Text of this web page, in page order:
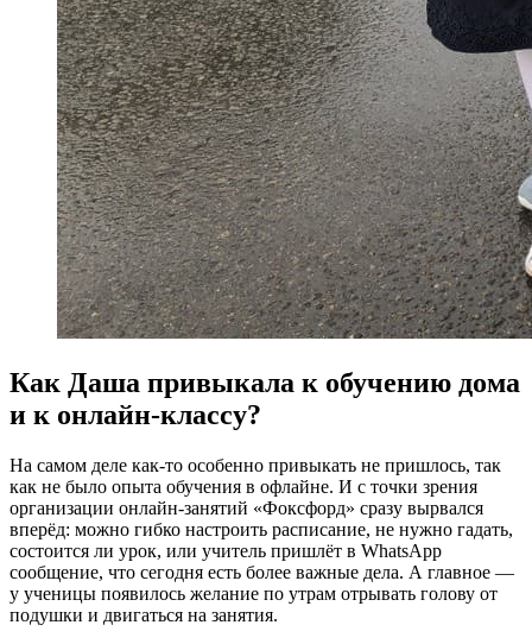
Как Даша привыкала к обучению дома
и к онлайн-классу?
На самом деле как-то особенно привыкать не пришлось, так
как не было опыта обучения в офлайне. И с точки зрения
организации онлайн-занятий «Фоксфорд» сразу вырвался
вперёд: можно гибко настроить расписание, не нужно гадать,
состоится ли урок, или учитель пришлёт в WhatsApp
сообщение, что сегодня есть более важные дела. А главное —
у ученицы появилось желание по утрам отрывать голову от
подушки и двигаться на занятия.